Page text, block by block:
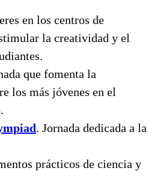
en los centros de
la creatividad y el
que fomenta la
los más jóvenes en el
. Jornada dedicada a la
prácticos de ciencia y